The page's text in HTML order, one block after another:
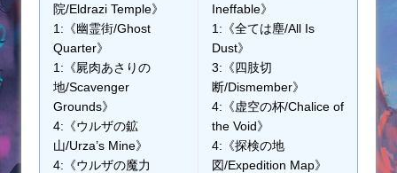
院/Eldrazi Temple》
1:《幽霊街/Ghost
Quarter》
1:《屍肉あさりの
地/Scavenger
Grounds》
4:《ウルザの鉱
山/Urza’s Mine》
4:《ウルザの魔力
Ineffable》
1:《全ては塵/All Is
Dust》
3:《四肢切
断/Dismember》
4:《虚空の杯/Chalice of
the Void》
4:《探検の地
図/Expedition Map》